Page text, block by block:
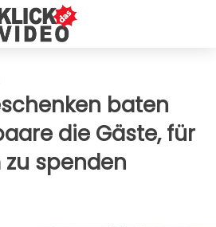
baten
die Gäste, für
spenden